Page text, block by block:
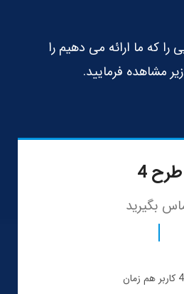
را که ما ارائه می دهیم را
مشاهده فرمایید.
طرح 4
بگیرید